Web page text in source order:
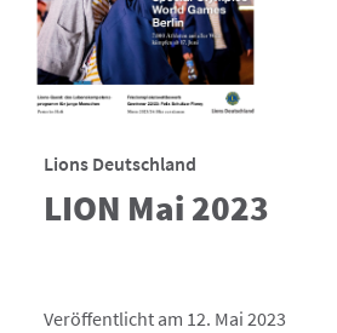
Lions Deutschland
LION Mai 2023
Veröffentlicht am 12. Mai 2023